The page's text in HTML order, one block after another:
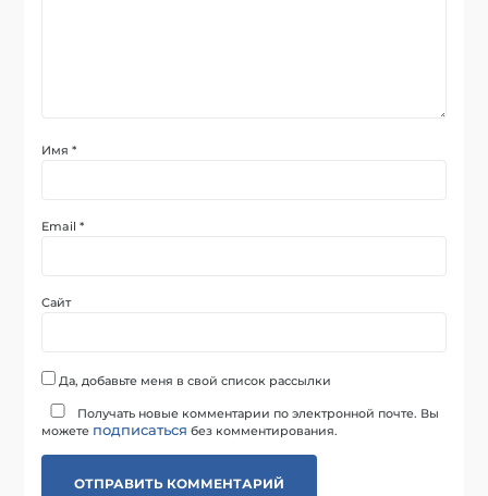
Имя*
Email*
Сайт
Да, добавьте меня в свой список рассылки
Получать новые комментарии по электронной почте. Вы
можете подписаться без комментирования.